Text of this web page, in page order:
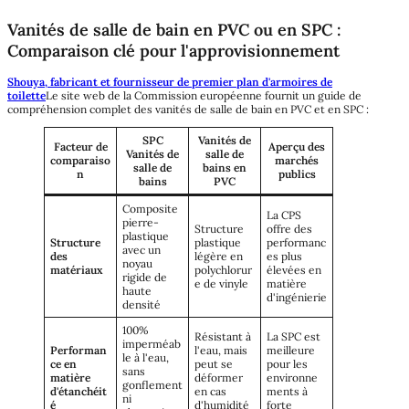
Vanités de salle de bain en PVC ou en SPC :
Comparaison clé pour l'approvisionnement
Shouya, fabricant et fournisseur de premier plan d'armoires de
toiletteLe site web de la Commission européenne fournit un guide de
compréhension complet des vanités de salle de bain en PVC et en SPC :
Facteur de
comparaiso
n
SPC
Vanités de
salle de
bains
Vanités de
salle de
bains en
PVC
Aperçu des
marchés
publics
Structure
des
matériaux
Composite
pierre-
plastique
avec un
noyau
rigide de
haute
densité
Structure
plastique
légère en
polychlorur
e de vinyle
La CPS
offre des
performanc
es plus
élevées en
matière
d'ingénierie
Performan
ce en
matière
d'étanchéit
é
100%
imperméab
le à l'eau,
sans
gonflement
ni
Résistant à
l'eau, mais
peut se
déformer
en cas
d'humidité
La SPC est
meilleure
pour les
environne
ments à
forte